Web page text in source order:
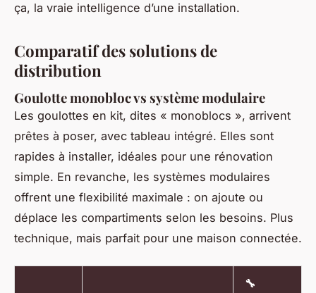
ça, la vraie intelligence d’une installation.
Comparatif des solutions de
distribution
Goulotte monobloc vs système modulaire
Les goulottes en kit, dites « monoblocs », arrivent
prêtes à poser, avec tableau intégré. Elles sont
rapides à installer, idéales pour une rénovation
simple. En revanche, les systèmes modulaires
offrent une flexibilité maximale : on ajoute ou
déplace les compartiments selon les besoins. Plus
technique, mais parfait pour une maison connectée.
🔧